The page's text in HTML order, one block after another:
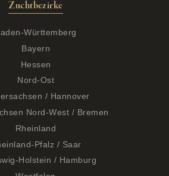
Zuchtbezirke
Württemberg
Bayern
Hessen
Nord-Ost
/ Hannover
Nord-West / Bremen
Rheinland
Pfalz / Saar
Holstein / Hamburg